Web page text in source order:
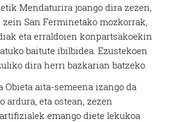
Mendaturira joango dira zezen,
San Ferminetako mozkorrak,
eta erraldoien konpartsakoekin
baitute ibilbidea. Ezustekoen
dira herri bazkarian batzeko.
Obieta aita-semeena izango da
ardura, eta ostean, zezen
emango diete lekukoa